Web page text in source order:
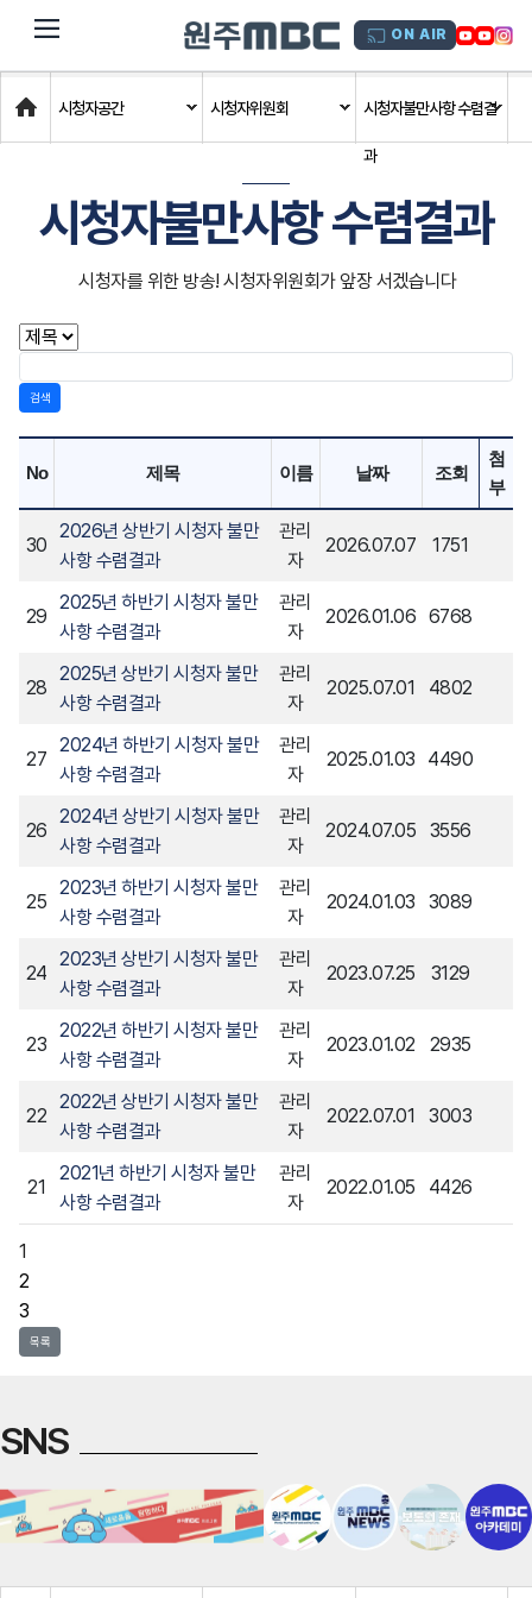
dehaze ON AIR
Home
시청자공간 시청자위원회 시청자불만사항 수렴결
과
시청자불만사항 수렴결과
시청자를 위한 방송! 시청자위원회가 앞장 서겠습니다
검색
No 제목 이름 날짜 조회
첨
부
30
2026년 상반기 시청자 불만
사항 수렴결과
관리
자
2026.07.07 1751
29
2025년 하반기 시청자 불만
사항 수렴결과
관리
자
2026.01.06 6768
28
2025년 상반기 시청자 불만
사항 수렴결과
관리
자
2025.07.01 4802
27
2024년 하반기 시청자 불만
사항 수렴결과
관리
자
2025.01.03 4490
26
2024년 상반기 시청자 불만
사항 수렴결과
관리
자
2024.07.05 3556
25
2023년 하반기 시청자 불만
사항 수렴결과
관리
자
2024.01.03 3089
24
2023년 상반기 시청자 불만
사항 수렴결과
관리
자
2023.07.25 3129
23
2022년 하반기 시청자 불만
사항 수렴결과
관리
자
2023.01.02 2935
22
2022년 상반기 시청자 불만
사항 수렴결과
관리
자
2022.07.01 3003
21
2021년 하반기 시청자 불만
사항 수렴결과
관리
자
2022.01.05 4426
1
2
3
목록
SNS